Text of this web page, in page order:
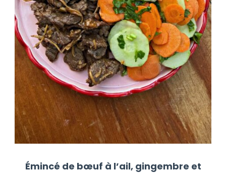
Émincé de bœuf à l’ail, gingembre et